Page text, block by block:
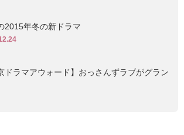
2015年冬の新ドラマ
ドラマアウォード】おっさんずラブがグラン